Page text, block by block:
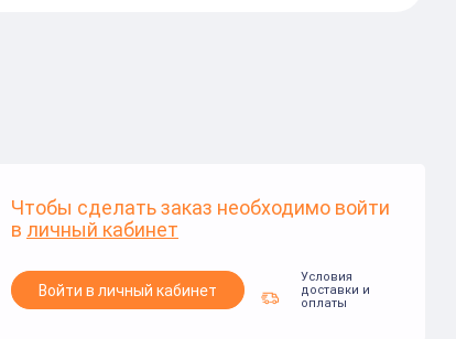
Чтобы сделать заказ необходимо войти
в личный кабинет
Войти в личный кабинет
Условия
доставки и
оплаты